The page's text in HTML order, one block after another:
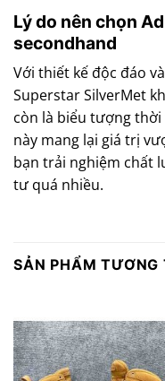
Lý do nên chọn
secondhand
Với thiết kế độc đáo
Superstar SilverMet
còn là biểu tượng thời
này mang lại giá trị
bạn trải nghiệm chất
tư quá nhiều.
SẢN PHẨM TƯƠNG